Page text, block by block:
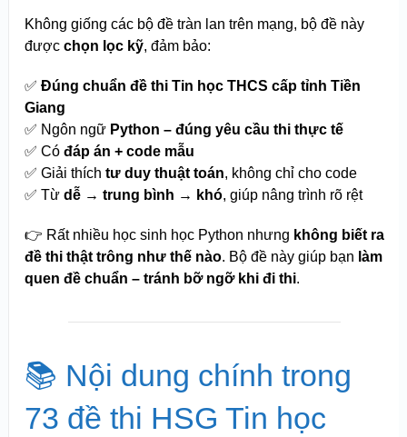
Không giống các bộ đề tràn lan trên mạng, bộ đề này
được chọn lọc kỹ, đảm bảo:
✅ Đúng chuẩn đề thi Tin học THCS cấp tỉnh Tiền
Giang
✅ Ngôn ngữ Python – đúng yêu cầu thi thực tế
✅ Có đáp án + code mẫu
✅ Giải thích tư duy thuật toán, không chỉ cho code
✅ Từ dễ → trung bình → khó, giúp nâng trình rõ rệt
👉 Rất nhiều học sinh học Python nhưng không biết ra
đề thi thật trông như thế nào. Bộ đề này giúp bạn làm
quen đề chuẩn – tránh bỡ ngỡ khi đi thi.
📚 Nội dung chính trong
73 đề thi HSG Tin học